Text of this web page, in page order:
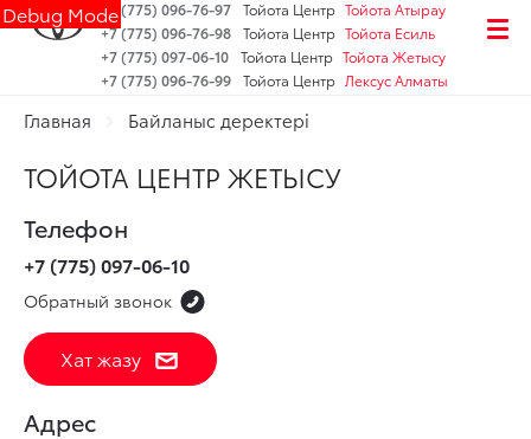
Debug Mode+7 (775) 096-76-97 Тойота Центр Тойота Атырау
+7 (775) 096-76-98 Тойота Центр Тойота Есиль
+7 (775) 097-06-10 Тойота Центр Тойота Жетысу
+7 (775) 096-76-99 Тойота Центр Лексус Алматы
Главная Байланыс деректері
ТОЙОТА ЦЕНТР ЖЕТЫСУ
Телефон
+7 (775) 097-06-10
Обратный звонок
Хат жазу
Адрес